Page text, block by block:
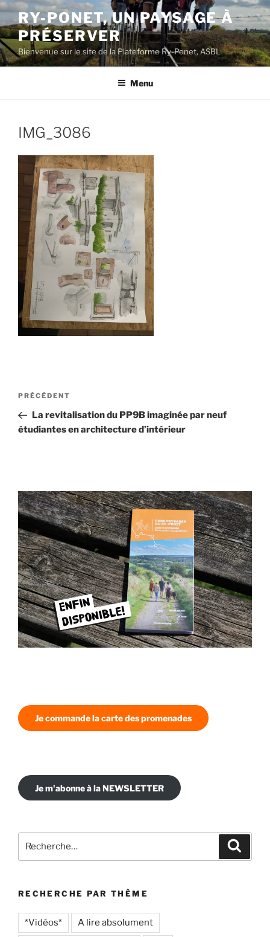
Aller
contenu
principal
RY-PONET, UN PAYSAGE À
PRÉSERVER
Bienvenue sur le site de la Plateforme Ry-Ponet, ASBL
Menu
IMG_3086
Navigation
l’article
Article
précédent
PRÉCÉDENT
La revitalisation du PP9B imaginée par neuf
étudiantes en architecture d’intérieur
Je commande la carte des promenades
Je m'abonne à la NEWSLETTER
pour
RECHERCHE PAR THÈME
*Vidéos* A lire absolument